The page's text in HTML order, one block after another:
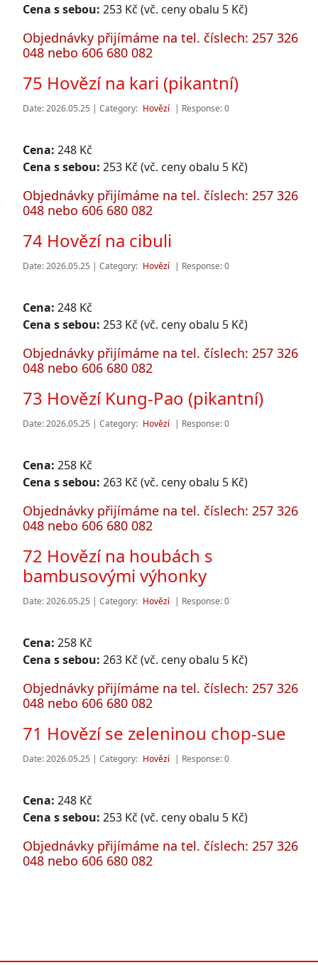
Cena s sebou: 253 Kč (vč. ceny obalu 5 Kč)
Objednávky přijímáme na tel. číslech: 257 326
048 nebo 606 680 082
75 Hovězí na kari (pikantní)
Date: 2026.05.25 | Category: Hovězí | Response: 0
Cena: 248 Kč
Cena s sebou: 253 Kč (vč. ceny obalu 5 Kč)
Objednávky přijímáme na tel. číslech: 257 326
048 nebo 606 680 082
74 Hovězí na cibuli
Date: 2026.05.25 | Category: Hovězí | Response: 0
Cena: 248 Kč
Cena s sebou: 253 Kč (vč. ceny obalu 5 Kč)
Objednávky přijímáme na tel. číslech: 257 326
048 nebo 606 680 082
73 Hovězí Kung-Pao (pikantní)
Date: 2026.05.25 | Category: Hovězí | Response: 0
Cena: 258 Kč
Cena s sebou: 263 Kč (vč. ceny obalu 5 Kč)
Objednávky přijímáme na tel. číslech: 257 326
048 nebo 606 680 082
72 Hovězí na houbách s
bambusovými výhonky
Date: 2026.05.25 | Category: Hovězí | Response: 0
Cena: 258 Kč
Cena s sebou: 263 Kč (vč. ceny obalu 5 Kč)
Objednávky přijímáme na tel. číslech: 257 326
048 nebo 606 680 082
71 Hovězí se zeleninou chop-sue
Date: 2026.05.25 | Category: Hovězí | Response: 0
Cena: 248 Kč
Cena s sebou: 253 Kč (vč. ceny obalu 5 Kč)
Objednávky přijímáme na tel. číslech: 257 326
048 nebo 606 680 082